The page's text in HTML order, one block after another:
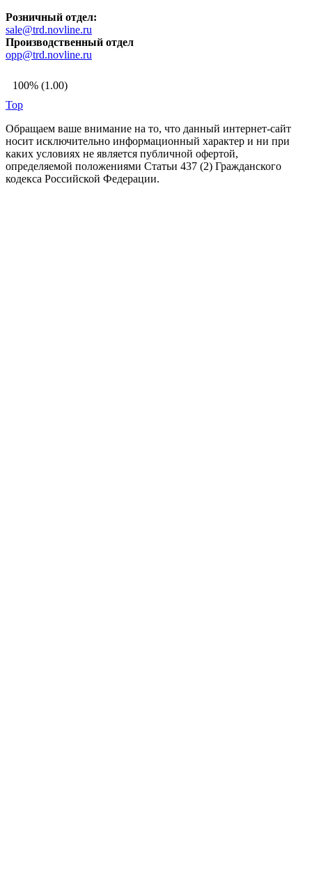
Розничный отдел:
sale@trd.novline.ru
Производственный отдел
opp@trd.novline.ru
100% (1.00)
Top
Обращаем ваше внимание на то, что данный интернет-сайт
носит исключительно информационный характер и ни при
каких условиях не является публичной офертой,
определяемой положениями Статьи 437 (2) Гражданского
кодекса Российской Федерации.